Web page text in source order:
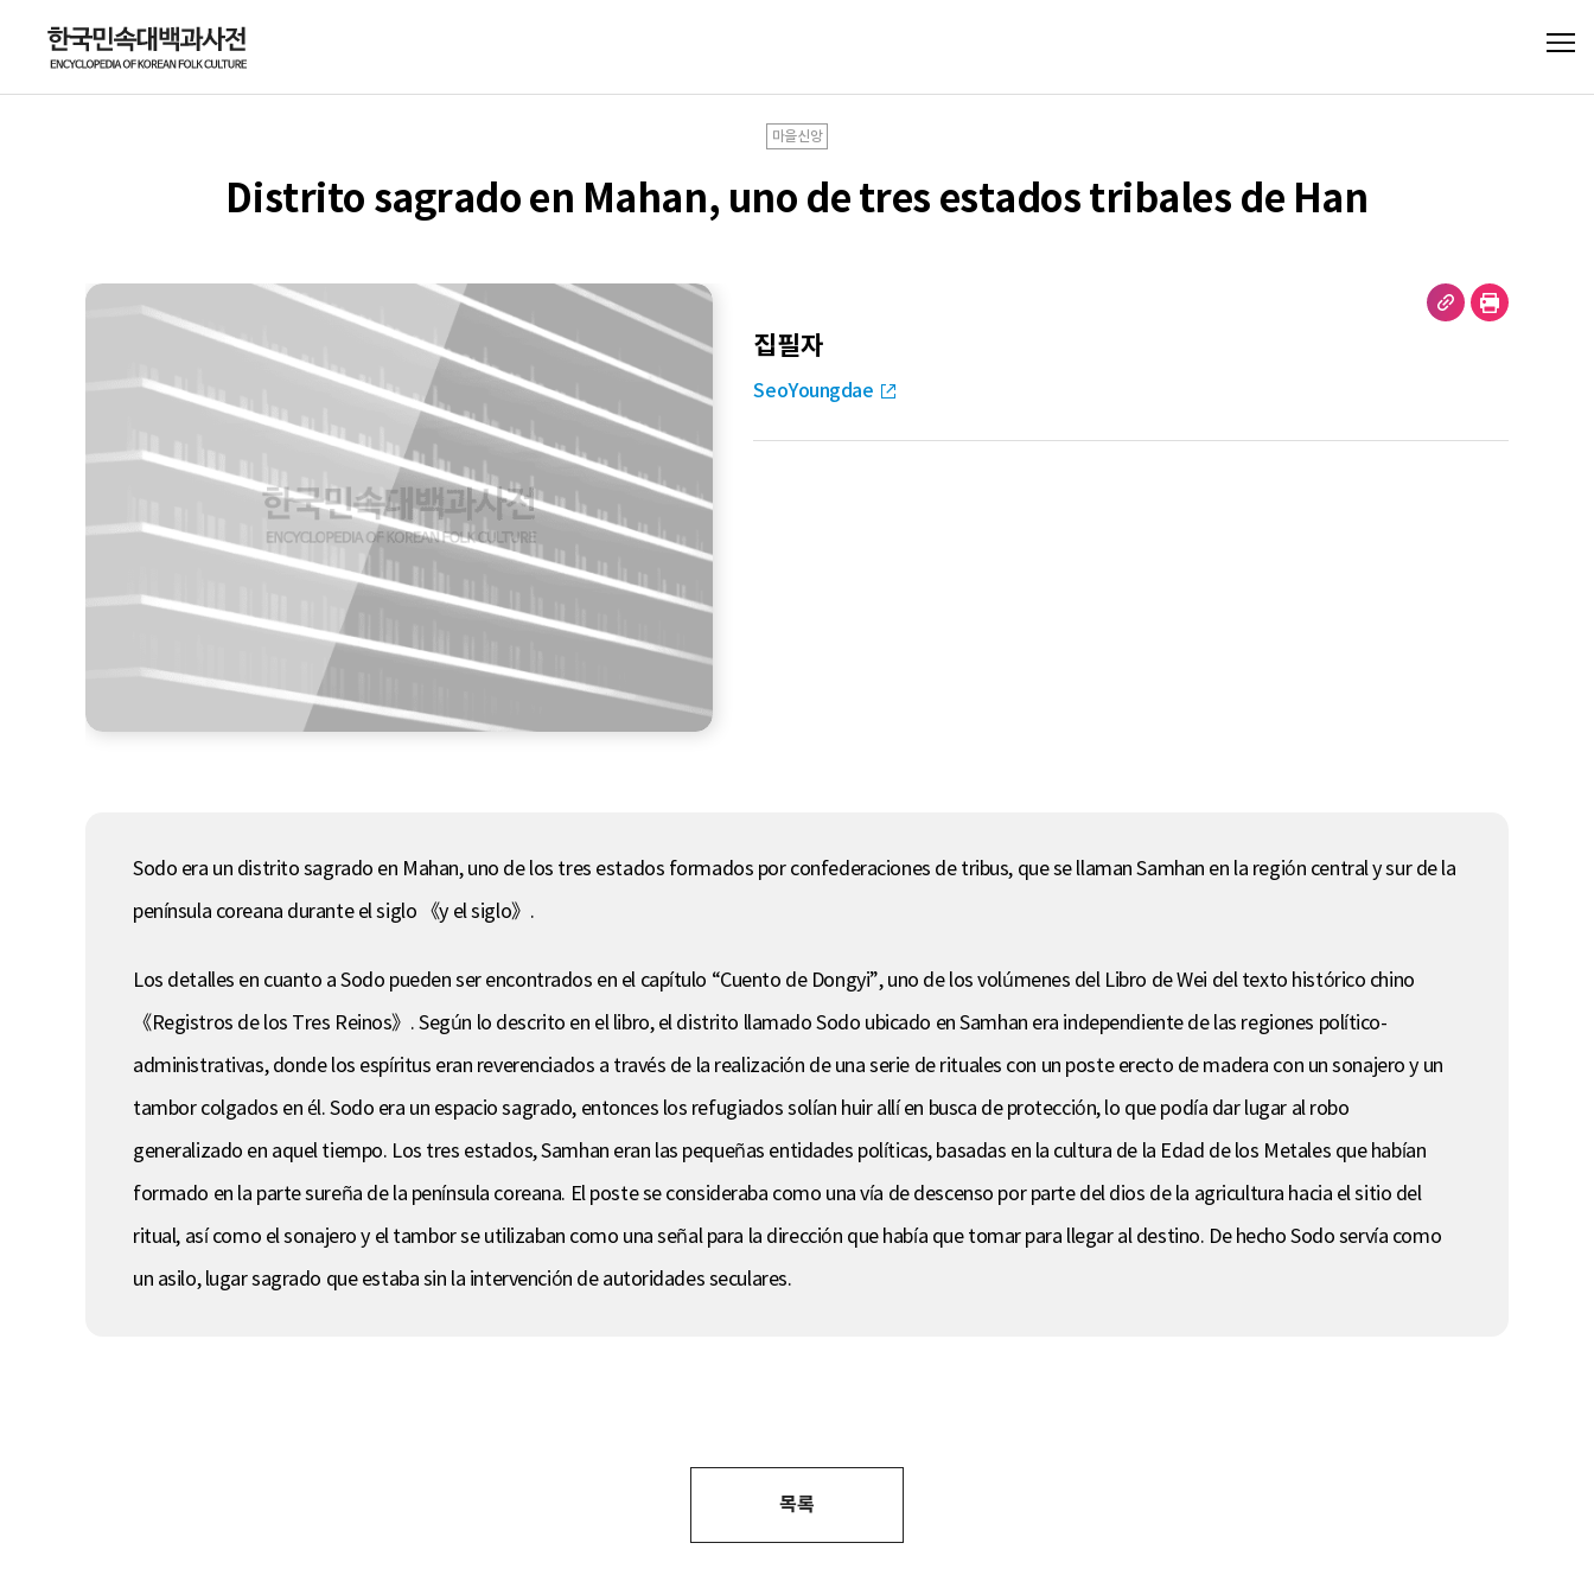
마을신앙
Distrito sagrado en Mahan, uno de tres estados tribales de Han
집필자
SeoYoungdae
Sodo era un distrito sagrado en Mahan, uno de los tres estados formados por confederaciones de tribus, que se llaman Samhan en la región central y sur de la
península coreana durante el siglo 《y el siglo》.
Los detalles en cuanto a Sodo pueden ser encontrados en el capítulo “Cuento de Dongyi”, uno de los volúmenes del Libro de Wei del texto histórico chino
《Registros de los Tres Reinos》. Según lo descrito en el libro, el distrito llamado Sodo ubicado en Samhan era independiente de las regiones político-
administrativas, donde los espíritus eran reverenciados a través de la realización de una serie de rituales con un poste erecto de madera con un sonajero y un
tambor colgados en él. Sodo era un espacio sagrado, entonces los refugiados solían huir allí en busca de protección, lo que podía dar lugar al robo
generalizado en aquel tiempo. Los tres estados, Samhan eran las pequeñas entidades políticas, basadas en la cultura de la Edad de los Metales que habían
formado en la parte sureña de la península coreana. El poste se consideraba como una vía de descenso por parte del dios de la agricultura hacia el sitio del
ritual, así como el sonajero y el tambor se utilizaban como una señal para la dirección que había que tomar para llegar al destino. De hecho Sodo servía como
un asilo, lugar sagrado que estaba sin la intervención de autoridades seculares.
목록